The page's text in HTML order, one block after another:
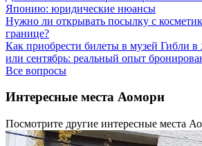
Японию: юридические нюансы
Нужно ли открывать посылку с
границе?
Как приобрести билеты в музей Гибли в
или сентябрь: реальный опыт
Все вопросы
Интересные места Аомори
Посмотрите другие интересные места